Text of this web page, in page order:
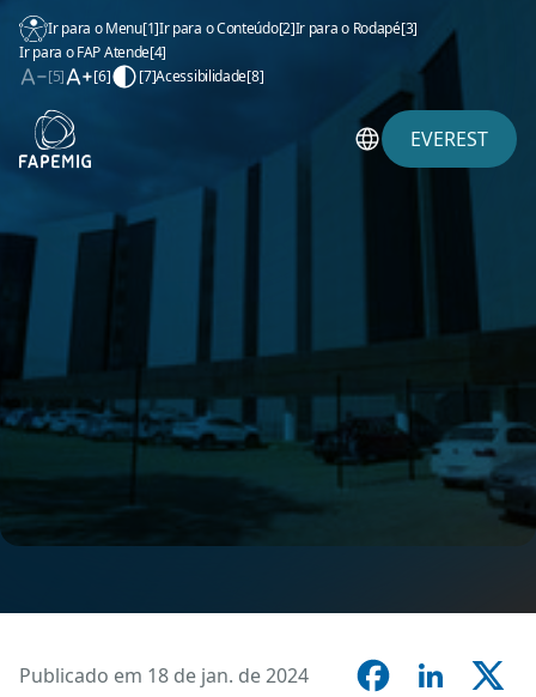
Ir para o Menu[1]Ir para o Conteúdo[2]Ir para o Rodapé[3]
Ir para o FAP Atende[4]
[5]
[6] [7]Acessibilidade[8]
EVEREST
Publicado em 18 de jan. de 2024